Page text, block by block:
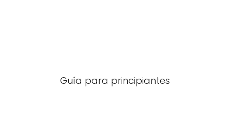
Guía para principiantes